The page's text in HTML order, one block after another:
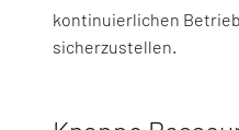
kontinuierlichen
sicherzustellen.